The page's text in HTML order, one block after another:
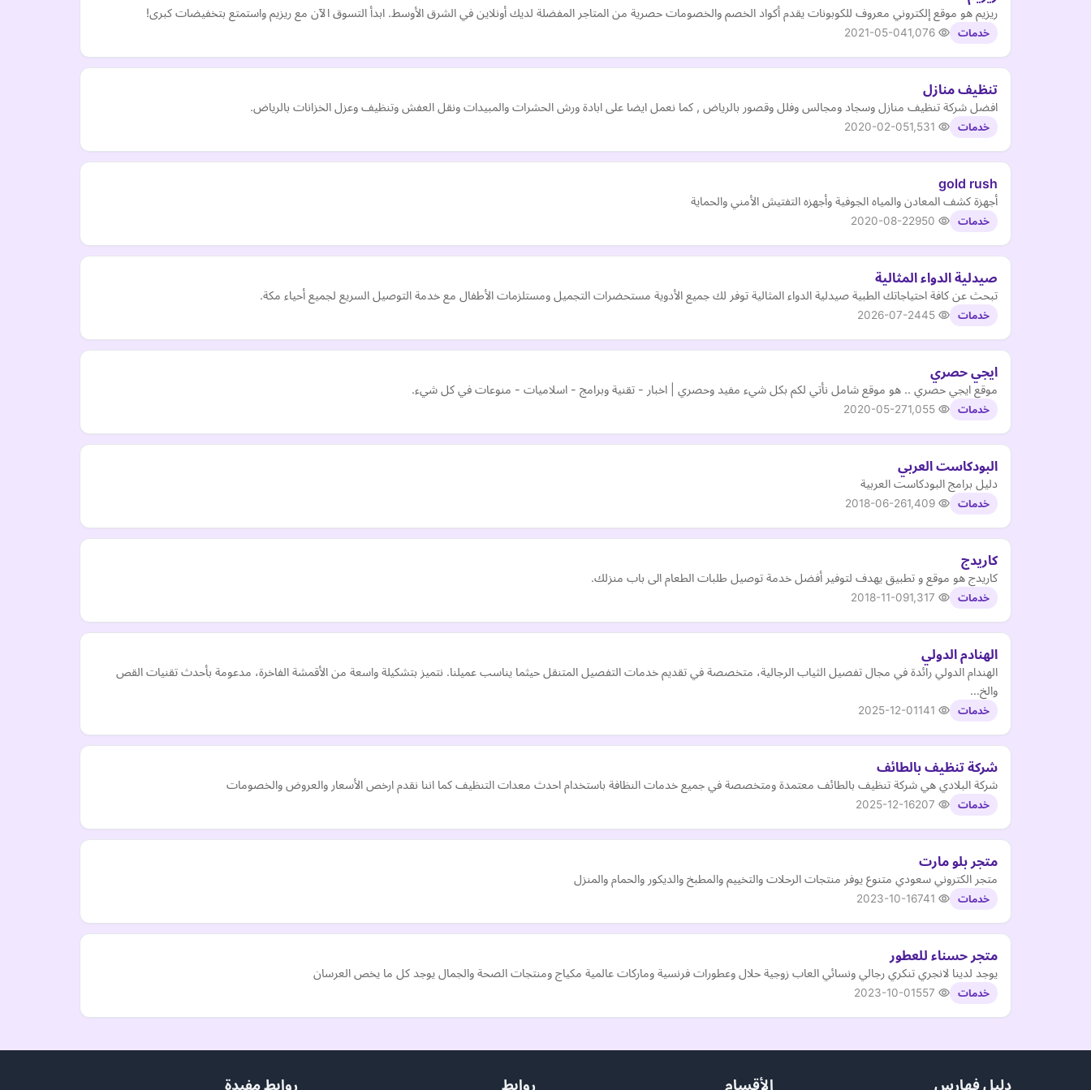
ريزيم هو موقع إلكتروني معروف للكوبونات يقدم أكواد الخصم والخصومات حصرية من المتاجر المفضلة لديك أونلاين في الشرق الأوسط. ابدأ التسوق الآن مع ريزيم واستمتع بتخفيضات كبرى!
خدمات 2021-05-04
تنظيف منازل
افضل شركة تنظيف منازل وسجاد ومجالس وفلل وقصور بالرياض , كما نعمل ايضا على ابادة ورش الحشرات والمبيدات ونقل العفش وتنظيف وعزل الخزانات بالرياض.
خدمات 2020-02-05
gold rush
أجهزة كشف المعادن والمياه الجوفية وأجهزه التفتيش الأمني والحماية
خدمات 2020-08-22
صيدلية الدواء المثالية
تبحث عن كافة احتياجاتك الطبية صيدلية الدواء المثالية توفر لك جميع الأدوية مستحضرات التجميل ومستلزمات الأطفال مع خدمة التوصيل السريع لجميع أحياء مكة.
خدمات 2026-07-24
ايجي حصري
موقع ايجي حصري .. هو موقع شامل نأتي لكم بكل شيء مفيد وحصري | اخبار - تقنية وبرامج - اسلاميات - منوعات في كل شيء.
خدمات 2020-05-27
البودكاست العربي
دليل برامج البودكاست العربية
خدمات 2018-06-26
كاريدج
كاريدج هو موقع و تطبيق يهدف لتوفير أفضل خدمة توصيل طلبات الطعام الى باب منزلك.
خدمات 2018-11-09
الهنادم الدولي
الهندام الدولي رائدة في مجال تفصيل الثياب الرجالية، متخصصة في تقديم خدمات التفصيل المتنقل حيثما يناسب عميلنا. نتميز بتشكيلة واسعة من الأقمشة الفاخرة، مدعومة بأحدث تقنيات القص
والخ…
خدمات 2025-12-01
شركة تنظيف بالطائف
شركة البلادي هي شركة تنظيف بالطائف معتمدة ومتخصصة في جميع خدمات النظافة باستخدام احدث معدات التنظيف كما اننا نقدم ارخص الأسعار والعروض والخصومات
خدمات 2025-12-16
متجر بلو مارت
متجر الكتروني سعودي متنوع يوفر منتجات الرحلات والتخييم والمطبخ والديكور والحمام والمنزل
خدمات 2023-10-16
متجر حسناء للعطور
يوجد لدينا لانجري تنكري رجالي ونسائي العاب زوجية حلال وعطورات فرنسية وماركات عالمية مكياج ومنتجات الصحة والجمال يوجد كل ما يخص العرسان
خدمات 2023-10-01
دليل فهارس الأقسام روابط روابط مفيدة